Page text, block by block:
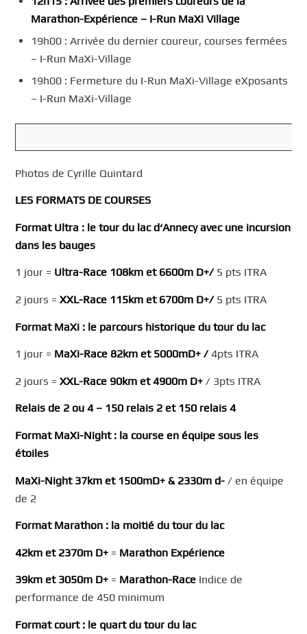
Marathon-Expérience – I-Run MaXi Village
19h00 : Arrivée du dernier coureur, courses fermées
– I-Run MaXi-Village
19h00 : Fermeture du I-Run MaXi-Village eXposants
– I-Run MaXi-Village
Photos de Cyrille Quintard
LES FORMATS DE COURSES
Format Ultra : le tour du lac d‘Annecy avec une incursion
dans les bauges
1 jour = Ultra-Race 108km et 6600m D+/5 pts ITRA
2 jours =XXL-Race 115km et 6700m D+/5 pts ITRA
Format MaXi : le parcours historique du tour du lac
1 jour = MaXi-Race 82km et 5000mD+ /4pts ITRA
2 jours =XXL-Race 90km et 4900m D+ / 3pts ITRA
Relais de 2 ou 4 – 150 relais 2 et 150 relais 4
Format MaXi-Night : la course en équipe sous les
étoiles
MaXi-Night 37km et 1500mD+ & 2330m d- / en équipe
de 2
Format Marathon : la moitié du tour du lac
42km et 2370m D+ = Marathon Expérience
39km et 3050m D+ = Marathon-Race Indice de
performance de 450 minimum
Format court : le quart du tour du lac